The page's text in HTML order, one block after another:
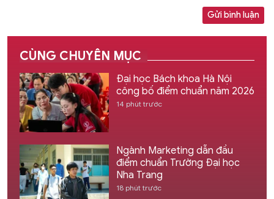
Gửi bình luận
CÙNG CHUYÊN MỤC
Đại học Bách khoa Hà Nội
công bố điểm chuẩn năm 2026
14 phút trước
Ngành Marketing dẫn đầu
điểm chuẩn Trường Đại học
Nha Trang
18 phút trước